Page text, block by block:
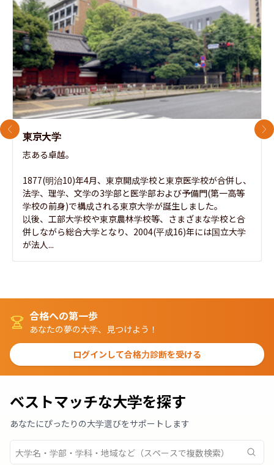
東京大学
志ある卓越。
1877(明治10)年4月、東京開成学校と東京医学校が合併し、
法学、理学、文学の3学部と医学部および予備門(第一高等
学校の前身)で構成される東京大学が誕生しました。
以後、工部大学校や東京農林学校等、さまざまな学校と合
併しながら総合大学となり、2004(平成16)年には国立大学
が法人...
前のスライド 次
合格への第一歩
あなたの夢の大学、見つけよう！
ログインして合格力診断を受ける
ベストマッチな大学を探す
あなたにぴったりの大学選びをサポートします